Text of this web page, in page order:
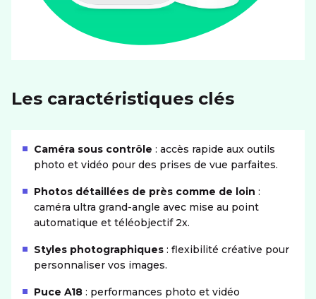
Les caractéristiques clés
Caméra sous contrôle : accès rapide aux outils
photo et vidéo pour des prises de vue parfaites.
Photos détaillées de près comme de loin :
caméra ultra grand-angle avec mise au point
automatique et téléobjectif 2x.
Styles photographiques : flexibilité créative pour
personnaliser vos images.
Puce A18 : performances photo et vidéo